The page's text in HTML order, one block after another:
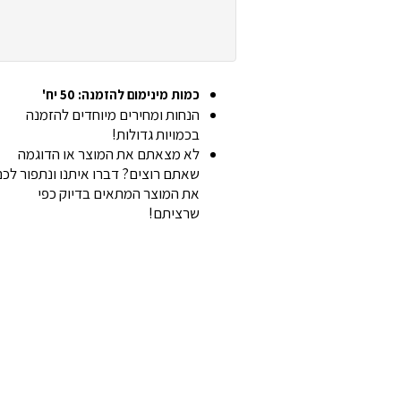
כמות מינימום להזמנה: 50 יח'
הנחות ומחירים מיוחדים להזמנה
בכמויות גדולות!
לא מצאתם את המוצר או הדוגמה
שאתם רוצים? דברו איתנו ונתפור
את המוצר המתאים בדיוק כפי
שרציתם!